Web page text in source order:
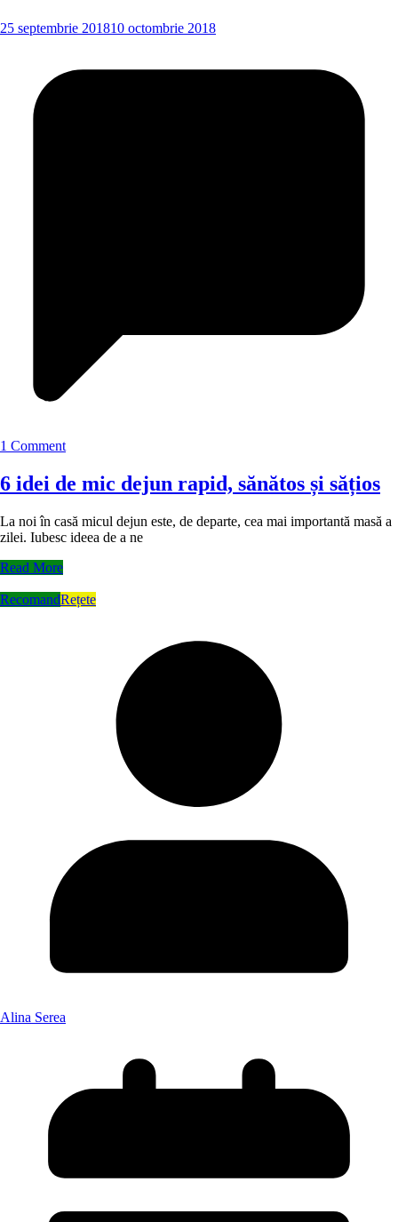
25 septembrie 201810 octombrie 2018
1 Comment
6 idei de mic dejun rapid, sănătos și sățios
La noi în casă micul dejun este, de departe, cea mai importantă masă a
zilei. Iubesc ideea de a ne
Read More
RecomandRețete
Alina Serea